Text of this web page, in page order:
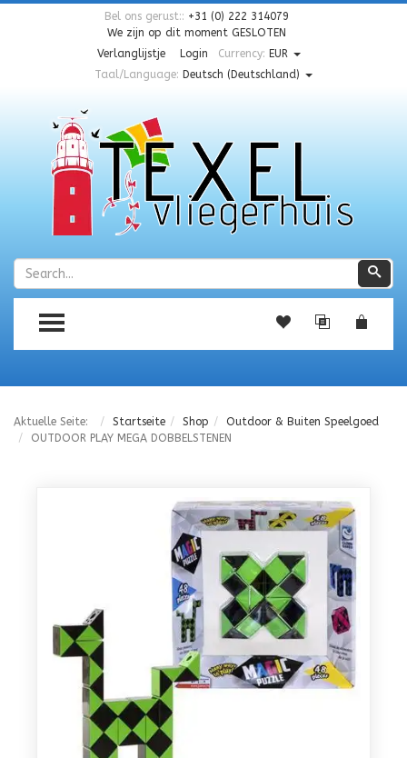
Bel ons gerust:: +31 (0) 222 314079
We zijn op dit moment GESLOTEN
Verlanglijstje
Login Currency: EUR
Taal/Language: Deutsch (Deutschland)
Zoeken
TOGGLE MENU
Aktuelle Seite: Startseite Shop
Outdoor & Buiten Speelgoed
OUTDOOR PLAY MEGA DOBBELSTENEN